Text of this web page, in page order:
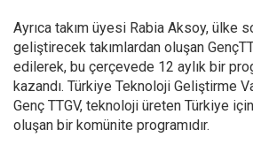
Ayrıca takım üyesi Rabia Aksoy, ülke
geliştirecek takımlardan oluşan
edilerek, bu çerçevede 12 aylık bir
kazandı. Türkiye Teknoloji Geliştirme
Genç TTGV, teknoloji üreten Türkiye
oluşan bir komünite programıdır.